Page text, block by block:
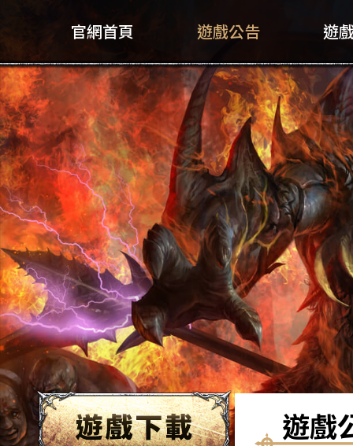
官網首頁 遊戲公告 遊
遊戲